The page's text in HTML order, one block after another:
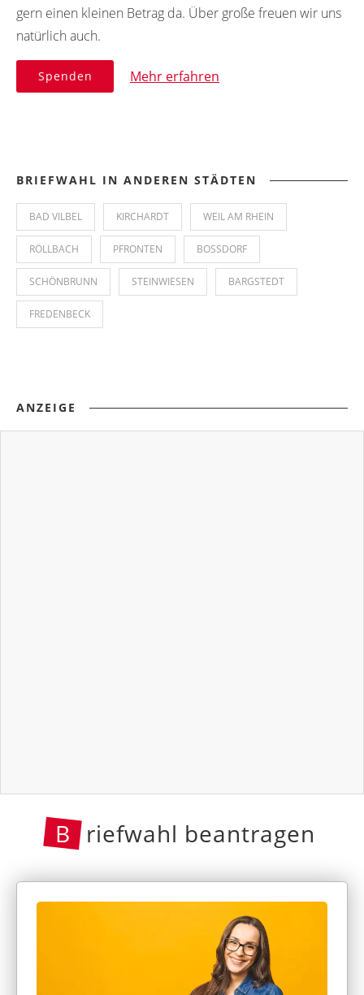
gern einen kleinen Betrag da. Über große freuen wir uns
natürlich auch.
Spenden Mehr erfahren
BRIEFWAHL IN ANDEREN STÄDTEN
BAD VILBEL KIRCHARDT WEIL AM RHEIN
RÖLLBACH PFRONTEN BOSSDORF
SCHÖNBRUNN STEINWIESEN BARGSTEDT
FREDENBECK
ANZEIGE
B riefwahl beantragen